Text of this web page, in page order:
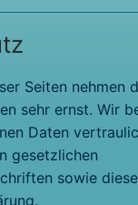
Seiten nehmen
sehr ernst. Wir
Daten
gesetzlichen
sowie